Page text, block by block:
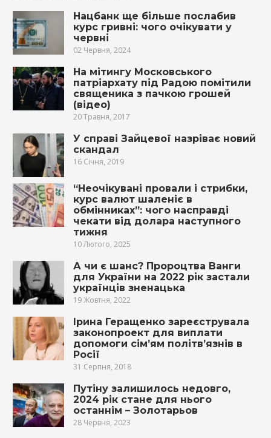
Нацбанк ще більше послабив
курс гривні: чого очікувати у
червні
02 Червня, 2024
На мітингу Московського
патріархату під Радою помітили
священика з пачкою грошей
(відео)
20 Травня, 2017
У справі Зайцевої назріває новий
скандал
16 Січня, 2019
“Неочікувані провали і стрибки,
курс валют шаленіє в
обмінниках”: чого насправді
чекати від долара наступного
тижня
10 Лютого, 2025
А чи є шанс? Пророцтва Ванги
для України на 2022 рік застали
українців зненацька
19 Жовтня, 2022
Ірина Геращенко зареєструвала
законопроект для виплати
допомоги сім’ям політв’язнів в
Росії
31 Серпня, 2018
Путіну залишилось недовго,
2024 рік стане для нього
останнім – Золотарьов
28 Червня, 2023